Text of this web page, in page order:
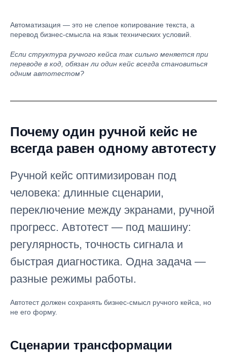
Автоматизация — это не слепое копирование текста, а
перевод бизнес-смысла на язык технических условий.
Если структура ручного кейса так сильно меняется при
переводе в код, обязан ли один кейс всегда становиться
одним автотестом?
Почему один ручной кейс не
всегда равен одному автотесту
Ручной кейс оптимизирован под
человека: длинные сценарии,
переключение между экранами, ручной
прогресс. Автотест — под машину:
регулярность, точность сигнала и
быстрая диагностика. Одна задача —
разные режимы работы.
Автотест должен сохранять бизнес-смысл ручного кейса, но
не его форму.
Сценарии трансформации